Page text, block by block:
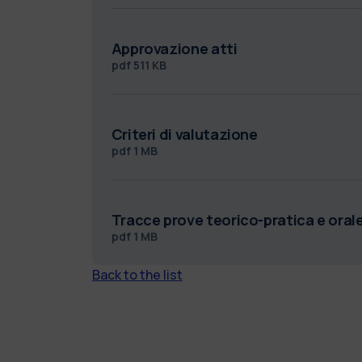
Approvazione atti
pdf 511 KB
Criteri di valutazione
pdf 1 MB
Tracce prove teorico-pratica e
pdf 1 MB
Back to the list